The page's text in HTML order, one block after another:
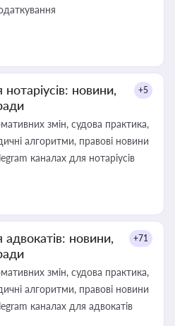
новини,
+5
змін, судова практика,
алгоритми, правові новини
каналах для нотаріусів
новини,
+71
змін, судова практика,
алгоритми, правові новини
каналах для адвокатів